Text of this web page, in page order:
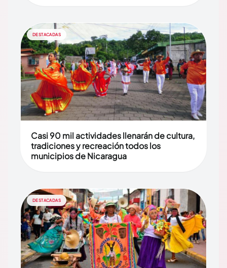
DESTACADAS
Casi 90 mil actividades llenarán de cultura,
tradiciones y recreación todos los
municipios de Nicaragua
DESTACADAS